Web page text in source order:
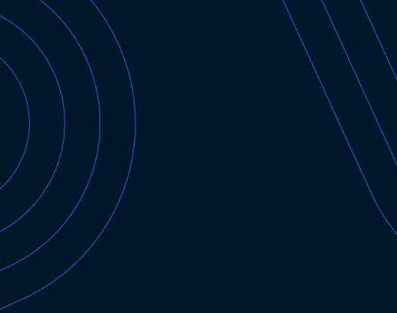
Le point de
rencontre des